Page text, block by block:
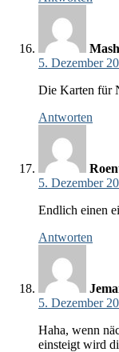
5. Dezember
Die Karten für
Antworten
5. Dezember
Endlich einen
Antworten
5. Dezember
Haha, wenn
einsteigt wird